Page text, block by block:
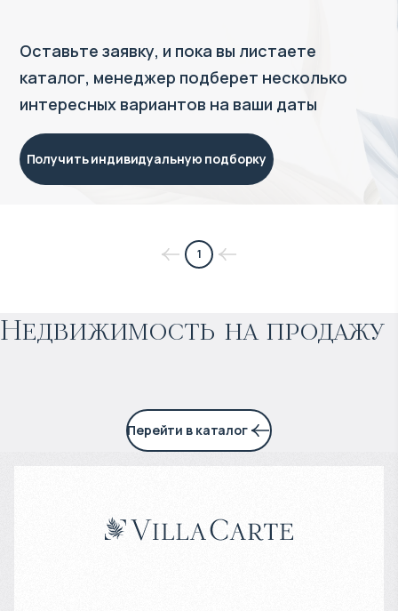
Оставьте заявку, и пока вы листаете
каталог, менеджер подберет несколько
интересных вариантов на ваши даты
Получить индивидуальную подборку
1
Недвижимость на продажу
6% годовых
Перейти в каталог